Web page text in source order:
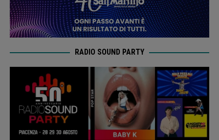
RADIO SOUND PARTY